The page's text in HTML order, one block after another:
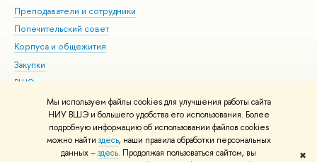
Мы используем файлы cookies для улучшения работы сайта
НИУ ВШЭ и большего удобства его использования. Более
подробную информацию об использовании файлов cookies
можно найти здесь, наши правила обработки персональных
данных –здесь. Продолжая пользоваться сайтом, вы
✖
Преподаватели и сотрудники
Попечительский совет
Корпуса и общежития
Закупки
ВШЭ для студентов с ограниченными возможностями
здоровья и инвалидностью
Версия для слабовидящих
Единая платежная страница